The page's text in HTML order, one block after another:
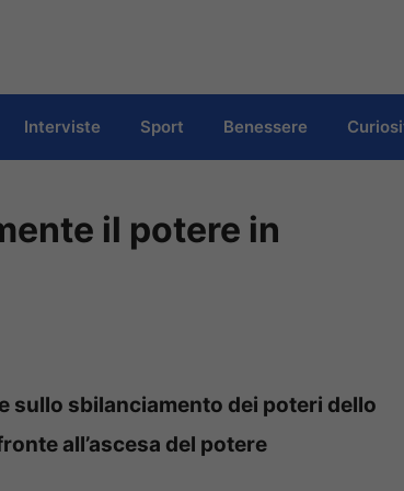
Interviste Sport Benessere
il potere in
sullo sbilanciamento dei poteri dello
all’ascesa del potere